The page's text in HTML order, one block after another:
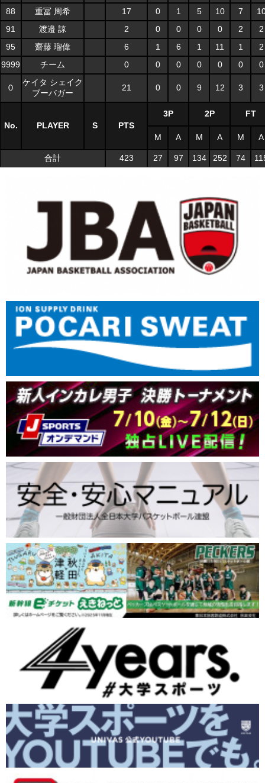
88 重冨 周希 17 0 1 5 10 7
91
渡邉 諒 2 0 0 0 0 2
2
95
齋藤 瑠偉 6 1 6 1 11 1
2
9999
チーム 0 0 0 0 0 0 0
０
ケイタ シェイク
ブーバガー
21 0 0 9 12 3 3
No. PLAYER S PTS
3P 2P FT
M A M A M A
合計 423 27 97 134 252 74